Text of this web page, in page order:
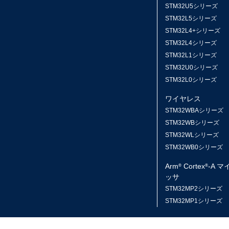
STM32U5シリーズ
STM32L5シリーズ
STM32L4+シリーズ
STM32L4シリーズ
STM32L1シリーズ
STM32U0シリーズ
STM32L0シリーズ
ワイヤレス
STM32WBAシリーズ
STM32WBシリーズ
STM32WLシリーズ
STM32WB0シリーズ
Arm® Cortex®-A マ
ッサ
STM32MP2シリーズ
STM32MP1シリーズ